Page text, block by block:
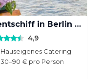
MS Vera – Exklusives Eventschiff in Berlin für Firmenfeiern & private Events
4,9
Hauseigenes Catering
30–90 € pro Person